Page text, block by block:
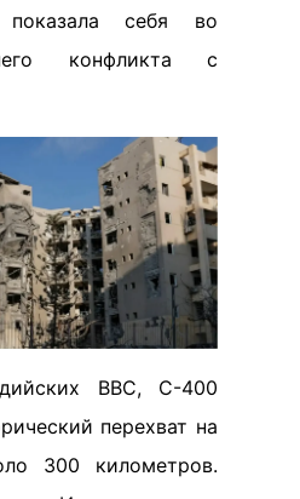
показала себя во
конфликта с
ВВС, С-400
перехват на
300 километров.